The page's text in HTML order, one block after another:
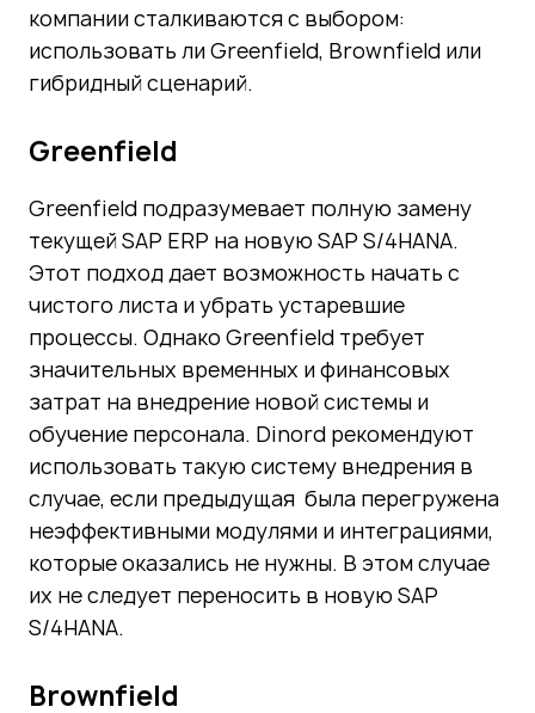
компании сталкиваются с выбором:
использовать ли Greenfield, Brownfield или
гибридный сценарий.
Greenfield
Greenfield подразумевает полную замену
текущей SAP ERP на новую SAP S/4HANA.
Этот подход дает возможность начать с
чистого листа и убрать устаревшие
процессы. Однако Greenfield требует
значительных временных и финансовых
затрат на внедрение новой системы и
обучение персонала. Dinord рекомендуют
использовать такую систему внедрения в
случае, если предыдущая была перегружена
неэффективными модулями и интеграциями,
которые оказались не нужны. В этом случае
их не следует переносить в новую SAP
S/4HANA.
Brownfield